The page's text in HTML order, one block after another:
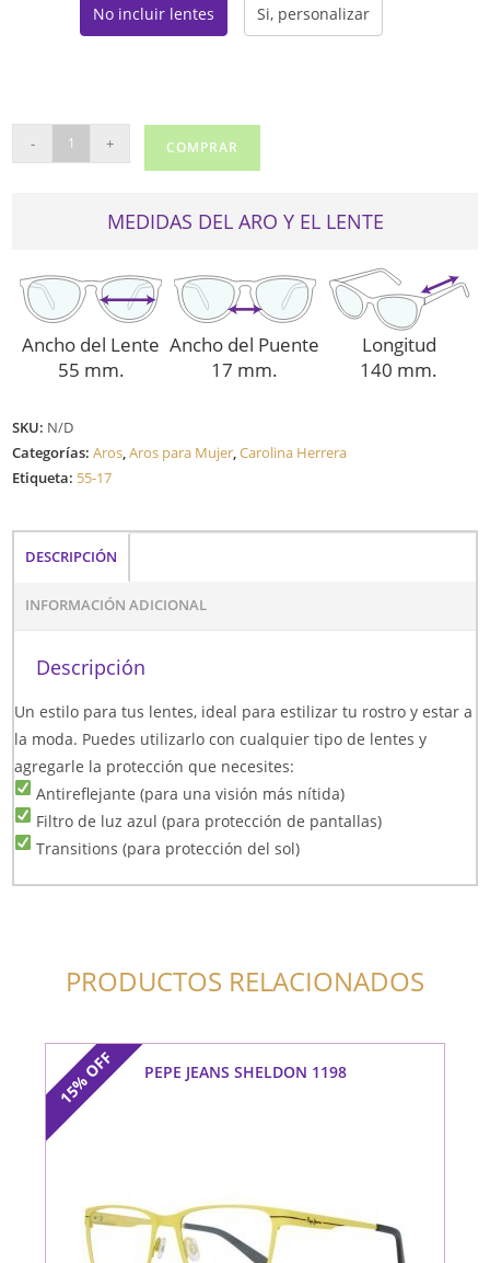
No incluir lentes Si, personalizar
CAROLINA
HERRERA
- + COMPRAR
MEDIDAS DEL ARO Y EL LENTE
Ancho del Lente
55 mm.
Ancho del Puente
17 mm.
Longitud
140 mm.
SKU: N/D
Categorías:Aros,Aros para Mujer,Carolina Herrera
Etiqueta: 55-17
DESCRIPCIÓN
INFORMACIÓN ADICIONAL
Descripción
Un estilo para tus lentes, ideal para estilizar tu rostro y estar a
la moda. Puedes utilizarlo con cualquier tipo de lentes y
agregarle la protección que necesites:
Antireflejante (para una visión más nítida)
Filtro de luz azul (para protección de pantallas)
Transitions (para protección del sol)
PRODUCTOS RELACIONADOS
15%
OFF PEPE JEANS SHELDON 1198